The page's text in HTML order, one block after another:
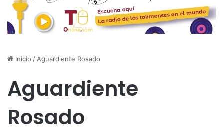
Inicio / Aguardiente Rosado
Aguardiente
Rosado